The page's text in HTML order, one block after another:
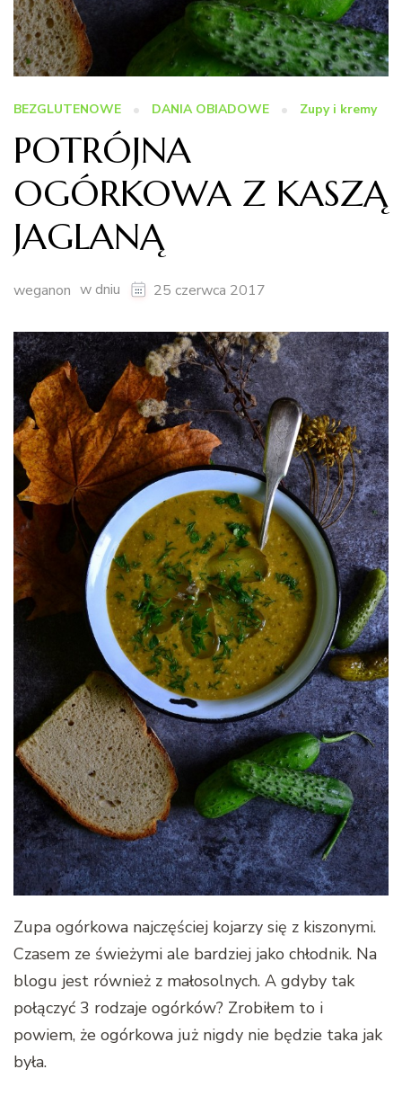
BEZGLUTENOWE DANIA OBIADOWE Zupy i kremy
POTRÓJNA
OGÓRKOWA Z KASZĄ
JAGLANĄ
weganon w dniu 25 czerwca 2017
Zupa ogórkowa najczęściej kojarzy się z kiszonymi.
Czasem ze świeżymi ale bardziej jako chłodnik. Na
blogu jest również z małosolnych. A gdyby tak
połączyć 3 rodzaje ogórków? Zrobiłem to i
powiem, że ogórkowa już nigdy nie będzie taka jak
była.